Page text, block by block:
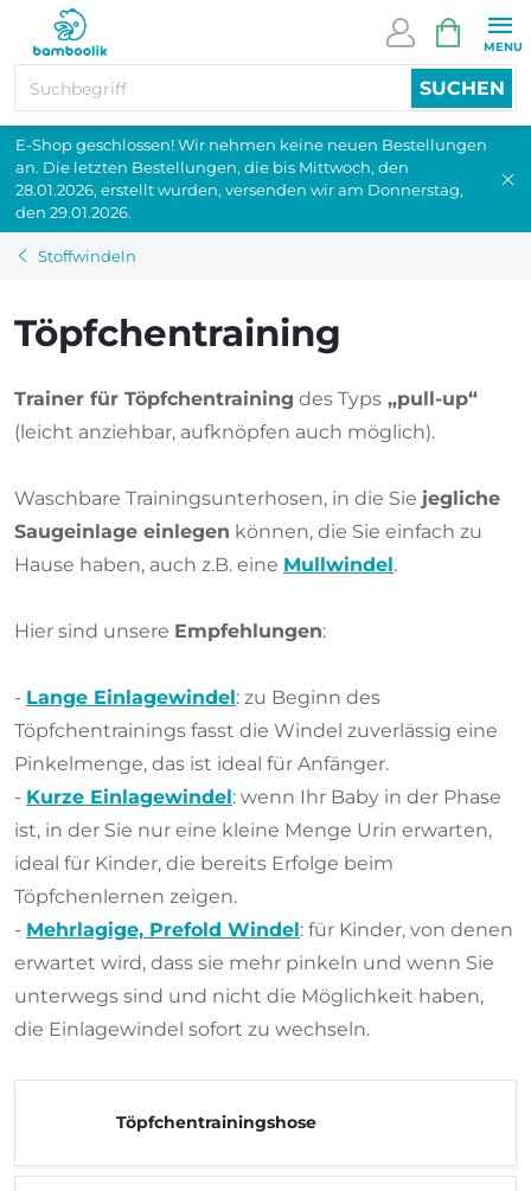
Inhalt
springen
SUCHEN
E-Shop geschlossen! Wir nehmen keine neuen Bestellungen
an. Die letzten Bestellungen, die bis Mittwoch, den
28.01.2026, erstellt wurden, versenden wir am Donnerstag,
den 29.01.2026.
Stoffwindeln
Töpfchentraining
Trainer für Töpfchentraining des Typs „pull-up“
(leicht anziehbar, aufknöpfen auch möglich).
Waschbare Trainingsunterhosen, in die Sie jegliche
Saugeinlage einlegen können, die Sie einfach zu
Hause haben, auch z.B. eine Mullwindel.
Hier sind unsere Empfehlungen:
- Lange Einlagewindel: zu Beginn des
Töpfchentrainings fasst die Windel zuverlässig eine
Pinkelmenge, das ist ideal für Anfänger.
- Kurze Einlagewindel: wenn Ihr Baby in der Phase
ist, in der Sie nur eine kleine Menge Urin erwarten,
ideal für Kinder, die bereits Erfolge beim
Töpfchenlernen zeigen.
- Mehrlagige, Prefold Windel: für Kinder, von denen
erwartet wird, dass sie mehr pinkeln und wenn Sie
unterwegs sind und nicht die Möglichkeit haben,
die Einlagewindel sofort zu wechseln.
Töpfchentrainingshose